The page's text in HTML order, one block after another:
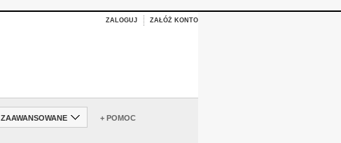
ZALOGUJ ZAŁÓŻ KONTO
ZAAWANSOWANE + POMOC